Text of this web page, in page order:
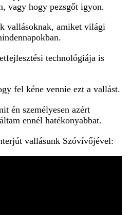
vagy hogy pezsgőt igyon.
vallásoknak, amiket világi
technológiája is
fel kéne vennie ezt a vallást.
én személyesen azért
ennél hatékonyabbat.
vallásunk Szóvívőjével: